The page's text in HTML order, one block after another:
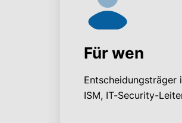
Für wen
Entscheidungsträger
ISM, IT-Security-